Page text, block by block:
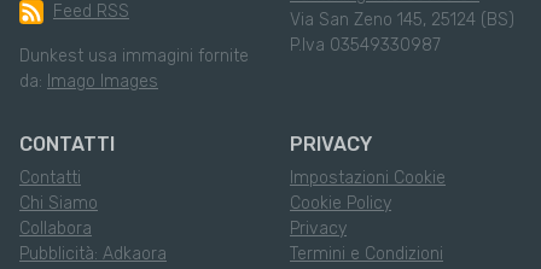
Feed RSS
Dunkest usa immagini fornite
da: Imago Images
Via San Zeno 145, 25124 (BS)
P.Iva 03549330987
CONTATTI
Contatti
Chi Siamo
Collabora
Pubblicità: Adkaora
PRIVACY
Impostazioni Cookie
Cookie Policy
Privacy
Termini e Condizioni